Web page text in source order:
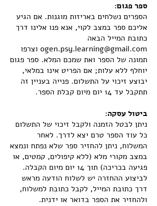
ספר פגום:
הספרים נשלחים באריזות מוגנות. אם הגיע
אליכם ספר במצב לקוי, אנא פנו אלינו דרך
כתובת המייל הבאה
ogen.psy.learning@gmail.com וצרפו
תמונה של הספר ואת שמכם המלא. ספר פגום
יוחלף ללא עלות; אם הפריט אינו במלאי,
יבוצע זיכוי על התשלום. פנייה בעניין זה
תתקבל עד 14 יום מיום קבלת הספר.
ביטול עסקה:
ניתן לבטל הזמנה ולקבל זיכוי של התשלום
כל עוד הספר טרם יצא לדרך. לאחר
המשלוח, ניתן להחזיר ספר שלא נפתח ונמצא
במצב מקורי מלא (ללא קיפולים, קמטים, או
פגיעה בכריכה) תוך 14 יום מיום הקבלה.
לביצוע ההחזרה יש לשלוח הודעה מראש
דרך כתובת המייל, לקבל כתובת למשלוח,
ולהחזיר את הספר בדואר או ידנית.